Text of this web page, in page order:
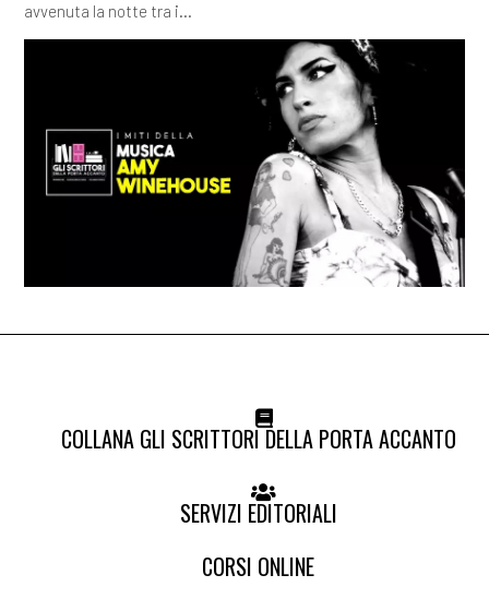
avvenuta la notte tra i...
COLLANA GLI SCRITTORI DELLA PORTA ACCANTO
SERVIZI EDITORIALI
CORSI ONLINE